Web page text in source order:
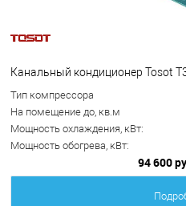
Канальный кондиционер Tosot
Тип компрессора
На помещение до, кв.м
Мощность охлаждения, кВт:
Мощность обогрева, кВт:
94 600